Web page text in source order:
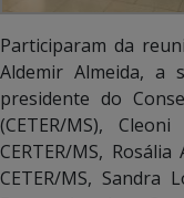
Participaram da
Aldemir Almeida, a
presidente do
(CETER/MS),
CERTER/MS,
CETER/MS, Sandra